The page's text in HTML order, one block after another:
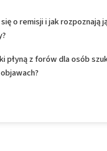
o remisji i jak rozpoznają
płyną z forów dla osób